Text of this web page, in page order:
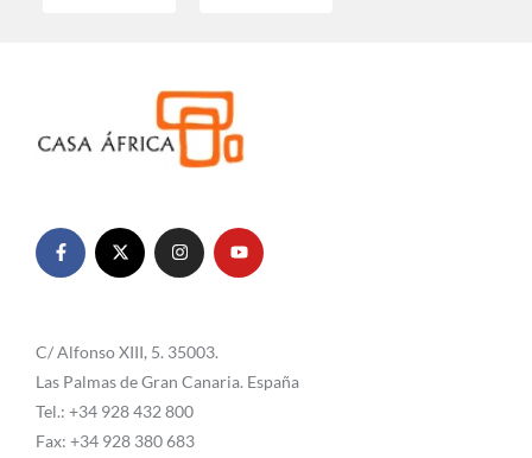
C/ Alfonso XIII, 5. 35003.
Las Palmas de Gran Canaria. España
Tel.: +34 928 432 800
Fax: +34 928 380 683